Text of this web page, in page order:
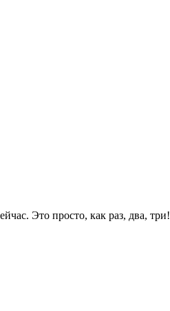
Это просто, как раз, два, три!